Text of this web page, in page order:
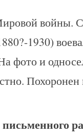
войны.
1930)
фото и
Похоронен
письменного